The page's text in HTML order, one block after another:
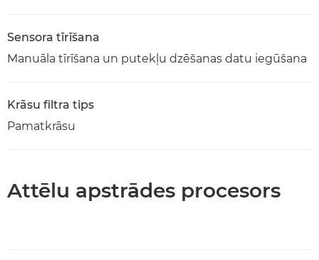
Sensora tīrīšana
Manuāla tīrīšana un putekļu dzēšanas datu iegūšana
Krāsu filtra tips
Pamatkrāsu
Attēlu apstrādes procesors